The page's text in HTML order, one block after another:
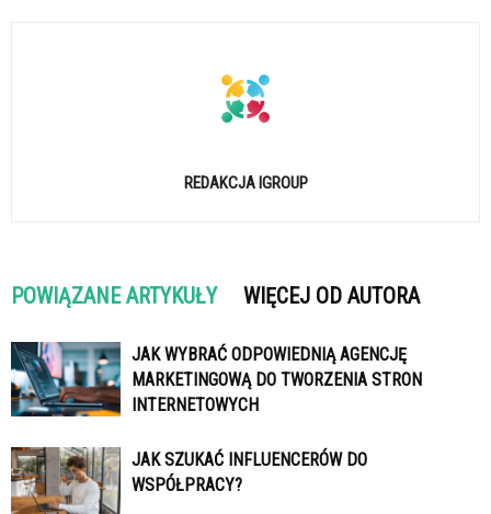
REDAKCJA IGROUP
POWIĄZANE ARTYKUŁY WIĘCEJ OD AUTORA
JAK WYBRAĆ ODPOWIEDNIĄ AGENCJĘ
MARKETINGOWĄ DO TWORZENIA STRON
INTERNETOWYCH
JAK SZUKAĆ INFLUENCERÓW DO
WSPÓŁPRACY?